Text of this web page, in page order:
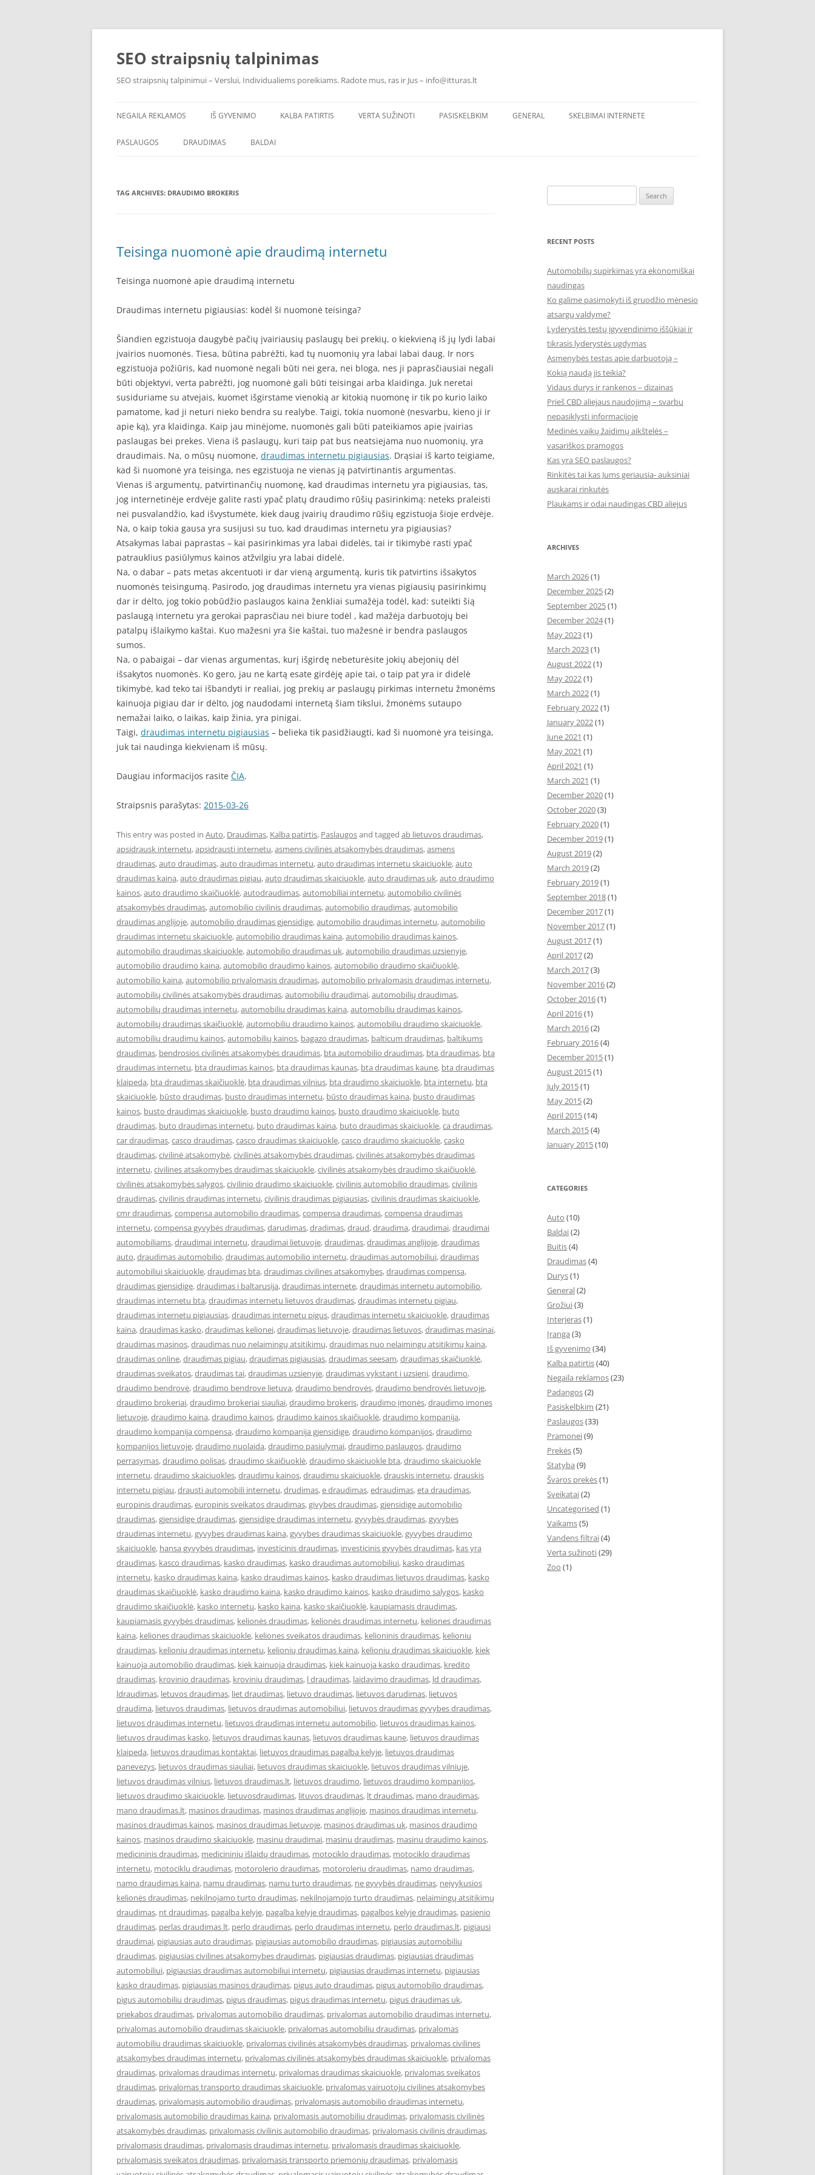
Skip
SEO straipsnių talpinimas
SEO straipsnių talpinimui – Verslui, Individualiems poreikiams. Radote mus, ras ir Jus – info@itturas.lt
NEGAILA REKLAMOS IŠ GYVENIMO KALBA PATIRTIS VERTA SUŽINOTI PASISKELBKIM GENERAL SKELBIMAI INTERNETE
PASLAUGOS DRAUDIMAS BALDAI
TAG ARCHIVES: DRAUDIMO BROKERIS
Teisinga nuomonė apie draudimą internetu
Teisinga nuomonė apie draudimą internetu
Draudimas internetu pigiausias: kodėl ši nuomonė teisinga?
Šiandien egzistuoja daugybė pačių įvairiausių paslaugų bei prekių, o kiekvieną iš jų lydi labai
įvairios nuomonės. Tiesa, būtina pabrėžti, kad tų nuomonių yra labai labai daug. Ir nors
egzistuoja požiūris, kad nuomonė negali būti nei gera, nei bloga, nes ji paprasčiausiai negali
būti objektyvi, verta pabrėžti, jog nuomonė gali būti teisingai arba klaidinga. Juk neretai
susiduriame su atvejais, kuomet išgirstame vienokią ar kitokią nuomonę ir tik po kurio laiko
pamatome, kad ji neturi nieko bendra su realybe. Taigi, tokia nuomonė (nesvarbu, kieno ji ir
apie ką), yra klaidinga. Kaip jau minėjome, nuomonės gali būti pateikiamos apie įvairias
paslaugas bei prekes. Viena iš paslaugų, kuri taip pat bus neatsiejama nuo nuomonių, yra
draudimais. Na, o mūsų nuomone, draudimas internetu pigiausias. Drąsiai iš karto teigiame,
kad ši nuomonė yra teisinga, nes egzistuoja ne vienas ją patvirtinantis argumentas.
Vienas iš argumentų, patvirtinančių nuomonę, kad draudimas internetu yra pigiausias, tas,
jog internetinėje erdvėje galite rasti ypač platų draudimo rūšių pasirinkimą: neteks praleisti
nei pusvalandžio, kad išvystumėte, kiek daug įvairių draudimo rūšių egzistuoja šioje erdvėje.
Na, o kaip tokia gausa yra susijusi su tuo, kad draudimas internetu yra pigiausias?
Atsakymas labai paprastas – kai pasirinkimas yra labai didelės, tai ir tikimybė rasti ypač
patrauklius pasiūlymus kainos atžvilgiu yra labai didelė.
Na, o dabar – pats metas akcentuoti ir dar vieną argumentą, kuris tik patvirtins išsakytos
nuomonės teisingumą. Pasirodo, jog draudimas internetu yra vienas pigiausių pasirinkimų
dar ir dėlto, jog tokio pobūdžio paslaugos kaina ženkliai sumažėja todėl, kad: suteikti šią
paslaugą internetu yra gerokai paprasčiau nei biure todėl , kad mažėja darbuotojų bei
patalpų išlaikymo kaštai. Kuo mažesni yra šie kaštai, tuo mažesnė ir bendra paslaugos
sumos.
Na, o pabaigai – dar vienas argumentas, kurį išgirdę nebeturėsite jokių abejonių dėl
išsakytos nuomonės. Ko gero, jau ne kartą esate girdėję apie tai, o taip pat yra ir didelė
tikimybė, kad teko tai išbandyti ir realiai, jog prekių ar paslaugų pirkimas internetu žmonėms
kainuoja pigiau dar ir dėlto, jog naudodami internetą šiam tikslui, žmonėms sutaupo
nemažai laiko, o laikas, kaip žinia, yra pinigai.
Taigi, draudimas internetu pigiausias – belieka tik pasidžiaugti, kad ši nuomonė yra teisinga,
juk tai naudinga kiekvienam iš mūsų.
Daugiau informacijos rasite ČIA.
Straipsnis parašytas: 2015-03-26
This entry was posted in Auto, Draudimas, Kalba patirtis, Paslaugosand tagged ab lietuvos draudimas,
apsidrausk internetu,apsidrausti internetu,asmens civilinės atsakomybės draudimas,asmens
draudimas,auto draudimas,auto draudimas internetu,auto draudimas internetu skaiciuokle,auto
draudimas kaina,auto draudimas pigiau,auto draudimas skaiciuokle,auto draudimas uk,auto draudimo
kainos,auto draudimo skaičiuoklė,autodraudimas,automobiliai internetu,automobilio civilinės
atsakomybės draudimas,automobilio civilinis draudimas,automobilio draudimas,automobilio
draudimas anglijoje,automobilio draudimas gjensidige,automobilio draudimas internetu,automobilio
draudimas internetu skaiciuokle,automobilio draudimas kaina,automobilio draudimas kainos,
automobilio draudimas skaiciuokle,automobilio draudimas uk,automobilio draudimas uzsienyje,
automobilio draudimo kaina,automobilio draudimo kainos,automobilio draudimo skaičiuoklė,
automobilio kaina,automobilio privalomasis draudimas,automobilio privalomasis draudimas internetu,
automobilių civilinės atsakomybės draudimas,automobiliu draudimai,automobilių draudimas,
automobilių draudimas internetu,automobiliu draudimas kaina,automobiliu draudimas kainos,
automobilių draudimas skaičiuoklė,automobiliu draudimo kainos,automobiliu draudimo skaiciuokle,
automobiliu draudimu kainos,automobilių kainos, bagazo draudimas, balticum draudimas, baltikums
draudimas, bendrosios civilinės atsakomybės draudimas, bta automobilio draudimas, bta draudimas, bta
draudimas internetu, bta draudimas kainos, bta draudimas kaunas, bta draudimas kaune, bta draudimas
klaipeda, bta draudimas skaičiuoklė, bta draudimas vilnius, bta draudimo skaiciuokle, bta internetu, bta
skaiciuokle, būsto draudimas, busto draudimas internetu, būsto draudimas kaina, busto draudimas
kainos, busto draudimas skaiciuokle, busto draudimo kainos, busto draudimo skaiciuokle, buto
draudimas, buto draudimas internetu, buto draudimas kaina, buto draudimas skaiciuokle,ca draudimas,
car draudimas,casco draudimas,casco draudimas skaiciuokle,casco draudimo skaiciuokle,casko
draudimas,civilinė atsakomybė,civilinės atsakomybės draudimas,civilinės atsakomybės draudimas
internetu,civilines atsakomybes draudimas skaiciuokle,civilinės atsakomybės draudimo skaičiuoklė,
civilinės atsakomybės sąlygos,civilinio draudimo skaiciuokle,civilinis automobilio draudimas,civilinis
draudimas,civilinis draudimas internetu,civilinis draudimas pigiausias,civilinis draudimas skaiciuokle,
cmr draudimas,compensa automobilio draudimas,compensa draudimas,compensa draudimas
internetu,compensa gyvybės draudimas,darudimas,dradimas,draud,draudima,draudimai,draudimai
automobiliams,draudimai internetu,draudimai lietuvoje,draudimas,draudimas anglijoje,draudimas
auto,draudimas automobilio,draudimas automobilio internetu,draudimas automobiliui,draudimas
automobiliui skaiciuokle,draudimas bta,draudimas civilines atsakomybes,draudimas compensa,
draudimas gjensidige,draudimas i baltarusija,draudimas internete,draudimas internetu automobilio,
draudimas internetu bta,draudimas internetu lietuvos draudimas,draudimas internetu pigiau,
draudimas internetu pigiausias,draudimas internetu pigus,draudimas internetu skaiciuokle,draudimas
kaina,draudimas kasko,draudimas kelionei,draudimas lietuvoje,draudimas lietuvos,draudimas masinai,
draudimas masinos,draudimas nuo nelaimingų atsitikimų,draudimas nuo nelaimingų atsitikimų kaina,
draudimas online,draudimas pigiau,draudimas pigiausias,draudimas seesam,draudimas skaičiuoklė,
draudimas sveikatos,draudimas tai,draudimas uzsienyje,draudimas vykstant i uzsieni,draudimo,
draudimo bendrovė,draudimo bendrove lietuva,draudimo bendrovės,draudimo bendrovės lietuvoje,
draudimo brokeriai,draudimo brokeriai siauliai,draudimo brokeris,draudimo įmonės,draudimo imones
lietuvoje,draudimo kaina,draudimo kainos,draudimo kainos skaičiuoklė,draudimo kompanija,
draudimo kompanija compensa,draudimo kompanija gjensidige,draudimo kompanijos,draudimo
kompanijos lietuvoje,draudimo nuolaida,draudimo pasiulymai,draudimo paslaugos,draudimo
perrasymas,draudimo polisas,draudimo skaičiuoklė,draudimo skaiciuokle bta,draudimo skaiciuokle
internetu,draudimo skaiciuokles,draudimu kainos,draudimu skaiciuokle,drauskis internetu,drauskis
internetu pigiau,drausti automobili internetu,drudimas,e draudimas,edraudimas,eta draudimas,
europinis draudimas,europinis sveikatos draudimas,givybes draudimas,gjensidige automobilio
draudimas,gjensidige draudimas,gjensidige draudimas internetu,gyvybės draudimas,gyvybes
draudimas internetu,gyvybes draudimas kaina,gyvybes draudimas skaiciuokle,gyvybes draudimo
skaiciuokle, hansa gyvybės draudimas, investicinis draudimas, investicinis gyvybės draudimas, kas yra
draudimas, kasco draudimas, kasko draudimas, kasko draudimas automobiliui, kasko draudimas
internetu, kasko draudimas kaina, kasko draudimas kainos, kasko draudimas lietuvos draudimas, kasko
draudimas skaičiuoklė, kasko draudimo kaina, kasko draudimo kainos, kasko draudimo salygos, kasko
draudimo skaičiuoklė, kasko internetu, kasko kaina, kasko skaičiuoklė, kaupiamasis draudimas,
kaupiamasis gyvybės draudimas, kelionės draudimas, kelionės draudimas internetu, keliones draudimas
kaina, keliones draudimas skaiciuokle, keliones sveikatos draudimas, kelioninis draudimas, kelioniu
draudimas, kelionių draudimas internetu, kelionių draudimas kaina, kelioniu draudimas skaiciuokle, kiek
kainuoja automobilio draudimas, kiek kainuoja draudimas, kiek kainuoja kasko draudimas, kredito
draudimas, krovinio draudimas, kroviniu draudimas, l draudimas, laidavimo draudimas, ld draudimas,
ldraudimas, letuvos draudimas, liet draudimas, lietuvo draudimas, lietuvos darudimas, lietuvos
draudima, lietuvos draudimas, lietuvos draudimas automobiliui, lietuvos draudimas gyvybes draudimas,
lietuvos draudimas internetu, lietuvos draudimas internetu automobilio, lietuvos draudimas kainos,
lietuvos draudimas kasko, lietuvos draudimas kaunas, lietuvos draudimas kaune, lietuvos draudimas
klaipeda, lietuvos draudimas kontaktai, lietuvos draudimas pagalba kelyje, lietuvos draudimas
panevezys, lietuvos draudimas siauliai, lietuvos draudimas skaiciuokle, lietuvos draudimas vilniuje,
lietuvos draudimas vilnius, lietuvos draudimas.lt, lietuvos draudimo, lietuvos draudimo kompanijos,
lietuvos draudimo skaiciuokle, lietuvosdraudimas, lituvos draudimas, lt draudimas, mano draudimas,
mano draudimas.lt, masinos draudimas, masinos draudimas anglijoje, masinos draudimas internetu,
masinos draudimas kainos, masinos draudimas lietuvoje, masinos draudimas uk, masinos draudimo
kainos, masinos draudimo skaiciuokle, masinu draudimai, masinu draudimas, masinu draudimo kainos,
medicininis draudimas, medicininių išlaidų draudimas, motociklo draudimas, motociklo draudimas
internetu, motociklu draudimas, motorolerio draudimas, motoroleriu draudimas, namo draudimas,
namo draudimas kaina, namu draudimas, namu turto draudimas, ne gyvybės draudimas, neįvykusios
kelionės draudimas, nekilnojamo turto draudimas, nekilnojamojo turto draudimas, nelaimingų atsitikimų
draudimas, nt draudimas, pagalba kelyje, pagalba kelyje draudimas, pagalbos kelyje draudimas, pasienio
draudimas, perlas draudimas lt, perlo draudimas, perlo draudimas internetu, perlo draudimas.lt, pigiausi
draudimai, pigiausias auto draudimas, pigiausias automobilio draudimas, pigiausias automobiliu
draudimas, pigiausias civilines atsakomybes draudimas, pigiausias draudimas, pigiausias draudimas
automobiliui, pigiausias draudimas automobiliui internetu, pigiausias draudimas internetu, pigiausias
kasko draudimas, pigiausias masinos draudimas, pigus auto draudimas, pigus automobilio draudimas,
pigus automobiliu draudimas, pigus draudimas, pigus draudimas internetu, pigus draudimas uk,
priekabos draudimas, privalomas automobilio draudimas, privalomas automobilio draudimas internetu,
privalomas automobilio draudimas skaiciuokle, privalomas automobiliu draudimas, privalomas
automobiliu draudimas skaiciuokle, privalomas civilinės atsakomybės draudimas, privalomas civilines
atsakomybes draudimas internetu, privalomas civilinės atsakomybės draudimas skaiciuokle, privalomas
draudimas, privalomas draudimas internetu, privalomas draudimas skaiciuokle, privalomas sveikatos
draudimas, privalomas transporto draudimas skaiciuokle, privalomas vairuotoju civilines atsakomybes
draudimas, privalomasis automobilio draudimas, privalomasis automobilio draudimas internetu,
privalomasis automobilio draudimas kaina, privalomasis automobiliu draudimas, privalomasis civilinės
atsakomybės draudimas, privalomasis civilinis automobilio draudimas, privalomasis civilinis draudimas,
privalomasis draudimas, privalomasis draudimas internetu, privalomasis draudimas skaiciuokle,
privalomasis sveikatos draudimas, privalomasis transporto priemonių draudimas, privalomasis
for:
RECENT POSTS
Automobilių supirkimas yra ekonomiškai
naudingas
Ko galime pasimokyti iš gruodžio mėnesio
atsargų valdyme?
Lyderystės testų įgyvendinimo iššūkiai ir
tikrasis lyderystės ugdymas
Asmenybės testas apie darbuotoją –
Kokią naudą jis teikia?
Vidaus durys ir rankenos – dizainas
Prieš CBD aliejaus naudojimą – svarbu
nepasiklysti informacijoje
Medinės vaikų žaidimų aikštelės –
vasariškos pramogos
Kas yra SEO paslaugos?
Rinkitės tai kas Jums geriausia- auksiniai
auskarai rinkutės
Plaukams ir odai naudingas CBD aliejus
ARCHIVES
March 2026(1)
December 2025(2)
September 2025(1)
December 2024(1)
May 2023(1)
March 2023(1)
August 2022(1)
May 2022(1)
March 2022(1)
February 2022(1)
January 2022(1)
June 2021 (1)
May 2021 (1)
April 2021 (1)
March 2021 (1)
December 2020(1)
October 2020(3)
February 2020(1)
December 2019(1)
August 2019(2)
March 2019(2)
February 2019(1)
September 2018(1)
December 2017(1)
November 2017(1)
August 2017(1)
April 2017(2)
March 2017(3)
November 2016(2)
October 2016(1)
April 2016(1)
March 2016(2)
February 2016(4)
December 2015(1)
August 2015(1)
July 2015(1)
May 2015(2)
April 2015(14)
March 2015(4)
January 2015(10)
CATEGORIES
Auto (10)
Baldai(2)
Buitis(4)
Draudimas(4)
Durys(1)
General(2)
Grožiui(3)
Interjeras(1)
Įranga (3)
Iš gyvenimo (34)
Kalba patirtis(40)
Negaila reklamos(23)
Padangos(2)
Pasiskelbkim (21)
Paslaugos(33)
Pramonei(9)
Prekės(5)
Statyba (9)
Švaros prekės(1)
Sveikatai(2)
Uncategorised (1)
Vaikams(5)
Vandens filtrai(4)
Verta sužinoti(29)
Zoo (1)